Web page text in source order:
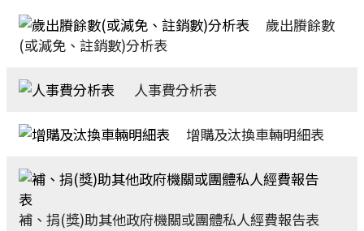
歲出賸餘數
(或減免、註銷數)分析表
人事費分析表
增購及汰換車輛明細表
補、捐(獎)助其他政府機關或團體私人經費報告表